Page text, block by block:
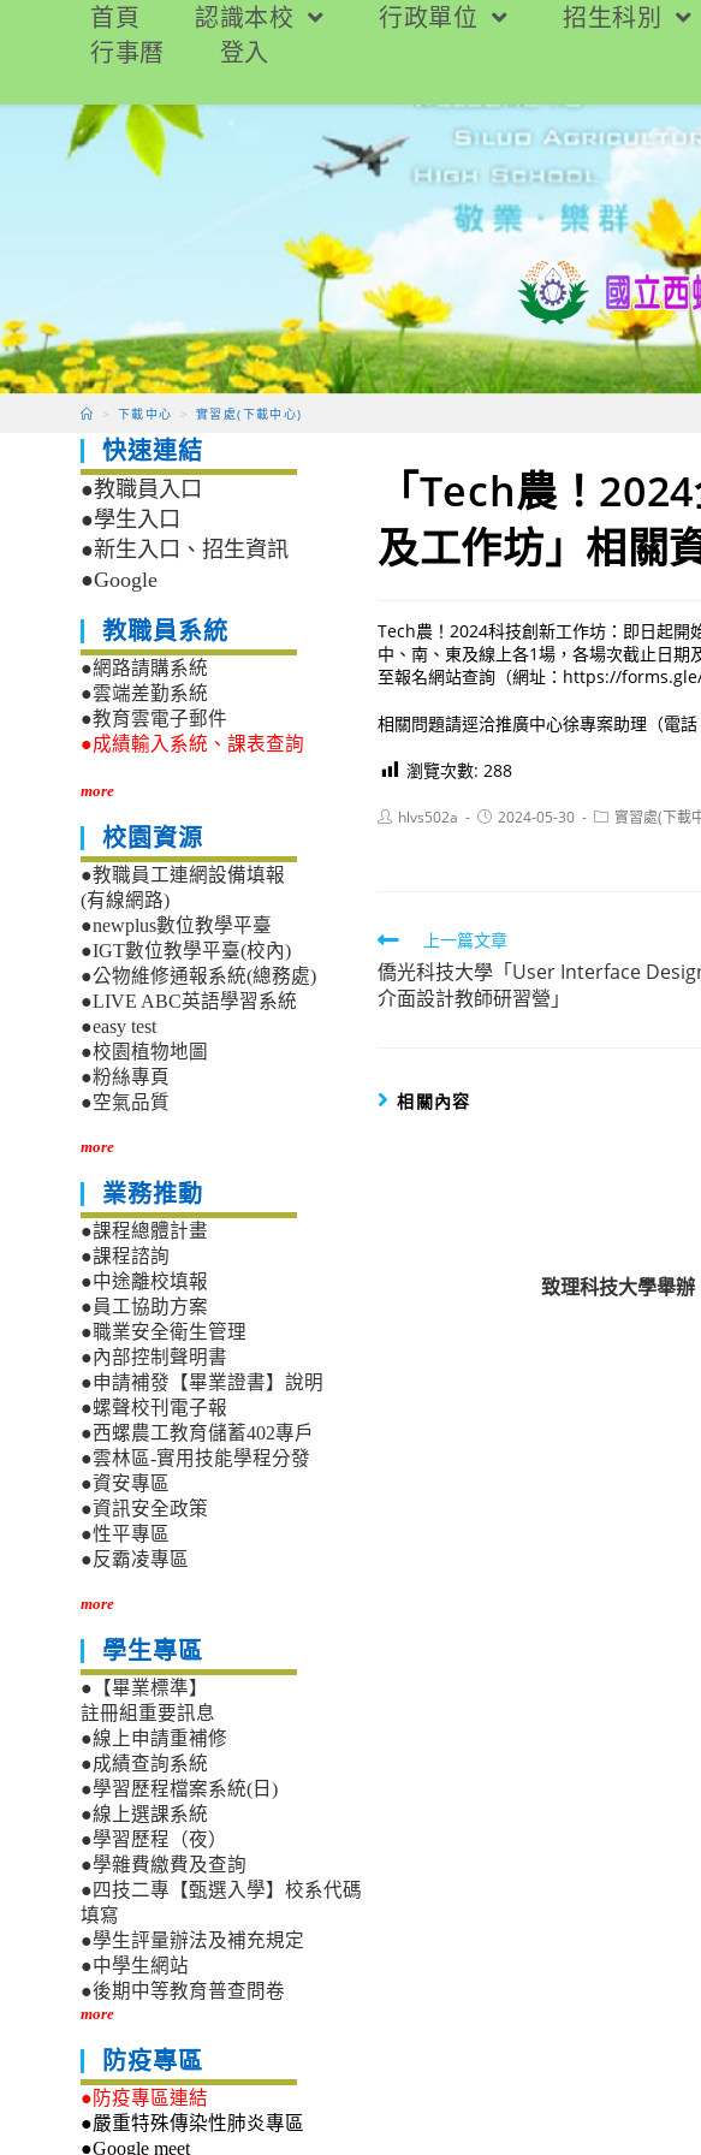
要
首頁 認識本校 行政單位 招生科別
行事曆
登入
> 下載中心 > 實習處(下載中心)
「Tech農！
及工作坊」相關
Tech農！2024科技創新工作坊：即日起開
中、南、東及線上各1場，各場次截止日期
至報名網站查詢（網址：https://
相關問題請逕洽推廣中心徐專案助理（電話
瀏覽次數: 288
Posthlvs502a
Post2024-05-30
Post實習處(下載
Read
more
articles
上一篇文章
僑光科技大學「User Interface
介面設計教師研習營」
相關內容
致理科技大學舉辦
快速連結
●教職員入口
●學生入口
●新生入口、招生資訊
●Google
教職員系統
●網路請購系統
●雲端差勤系統
●教育雲電子郵件
●成績輸入系統、課表查詢
more
校園資源
●教職員工連網設備填報
(有線網路)
●newplus數位教學平臺
●IGT數位教學平臺(校內)
●公物維修通報系統(總務處)
●LIVE ABC英語學習系統
●easy test
●校園植物地圖
●粉絲專頁
●空氣品質
more
業務推動
●課程總體計畫
●課程諮詢
●中途離校填報
●員工協助方案
●職業安全衛生管理
●內部控制聲明書
●申請補發【畢業證書】說明
●螺聲校刊電子報
●西螺農工教育儲蓄402專戶
●雲林區-實用技能學程分發
●資安專區
●資訊安全政策
●性平專區
●反霸凌專區
more
學生專區
●【畢業標準】
註冊組重要訊息
●線上申請重補修
●成績查詢系統
●學習歷程檔案系統(日)
●線上選課系統
●學習歷程（夜）
●學雜費繳費及查詢
●四技二專【甄選入學】校系代碼
填寫
●學生評量辦法及補充規定
●中學生網站
●後期中等教育普查問卷
more
防疫專區
●防疫專區連結
●嚴重特殊傳染性肺炎專區
●Google meet